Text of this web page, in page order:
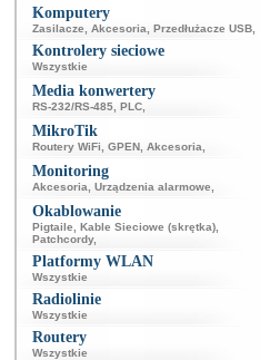
Komputery
Zasilacze Akcesoria Przedłużacze USB
Kontrolery sieciowe
Wszystkie
Media konwertery
RS-232/RS-485 PLC
MikroTik
Routery WiFi GPEN Akcesoria
Monitoring
Akcesoria Urządzenia alarmowe
Okablowanie
Pigtaile Kable Sieciowe (skrętka)
Patchcordy,
Platformy WLAN
Wszystkie
Radiolinie
Wszystkie
Routery
Wszystkie